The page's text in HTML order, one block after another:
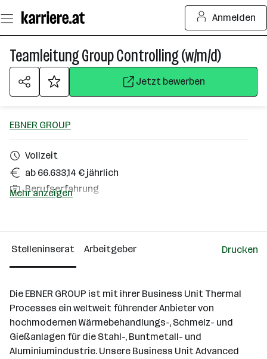
Seiteninhalt
springen
Anmelden
Teamleitung Group Controlling (w/m/d)
Jetzt bewerben
EBNER GROUP
Vollzeit
ab 66.633,14 € jährlich
Berufserfahrung
Leonding
Mehr anzeigen
Stelleninserat Arbeitgeber Drucken
Die EBNER GROUP ist mit ihrer Business Unit Thermal
Processes ein weltweit führender Anbieter von
hochmodernen Wärmebehandlungs-, Schmelz- und
Gießanlagen für die Stahl-, Buntmetall- und
Aluminiumindustrie. Unsere Business Unit Advanced